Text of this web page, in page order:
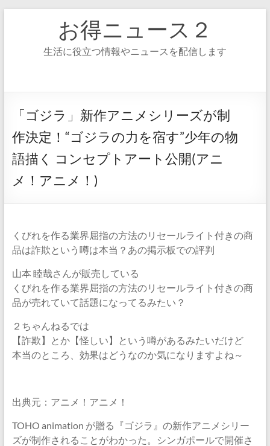
お得ニュース２
生活に役立つ情報やニュースを配信します
「ゴジラ」新作アニメシリーズが制
作決定！“ゴジラの力を宿す”少年の物
語描く コンセプトアート公開(アニ
メ！アニメ！)
くびれを作る業界屈指の方法のリセールライト付きの商
品は詐欺という噂は本当？あの掲示板での評判
山本 睦哉さんが販売している
くびれを作る業界屈指の方法のリセールライト付きの商
品が売れていて話題になってるみたい？
２ちゃんねるでは
【詐欺】とか【怪しい】という噂があるみたいだけど
本当のところ、効果はどうなのか気になりますよね～
出典元：アニメ！アニメ！
TOHO animation が贈る『ゴジラ』の新作アニメシリー
ズが制作されることがわかった。シンガポールで開催さ